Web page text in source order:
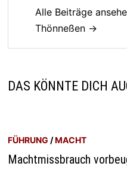
Alle Beiträge
Thönneßen →
DAS KÖNNTE DICH
FÜHRUNG /MACHT
Machtmissbrauch